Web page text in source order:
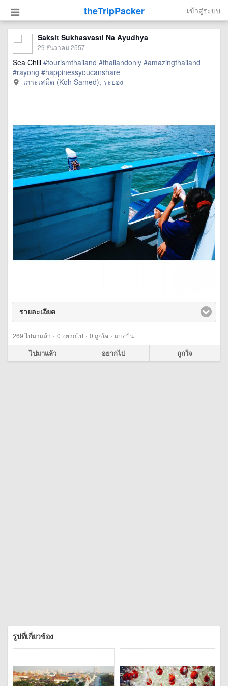
theTripPacker เข้าสู่ระบบ
Saksit Sukhasvasti Na Ayudhya
29 ธันวาคม 2557
Sea Chill #tourismthailand #thailandonly #amazingthailand
#rayong #happinessyoucanshare
เกาะเสม็ด (Koh Samed), ระยอง
รายละเอียด
269ไปมาแล้ว · 0 อยากไป · 0 ถูกใจ · แบ่งปัน
ไปมาแล้ว อยากไป ถูกใจ
รูปที่เกี่ยวข้อง